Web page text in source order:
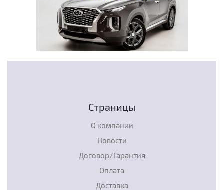
Страницы
О компании
Новости
Договор/Гарантия
Оплата
Доставка